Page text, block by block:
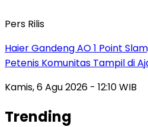
Pers Rilis
Haier Gandeng AO 1 Point
Petenis Komunitas Tampil di
Kamis, 6 Agu 2026 - 12:10 WIB
Trending